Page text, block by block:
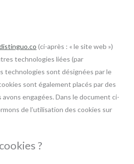
(ci-après : « le site web »)
technologies liées (par
technologies sont désignées par le
sont également placés par des
engagées. Dans le document ci-
de l’utilisation des cookies sur
?